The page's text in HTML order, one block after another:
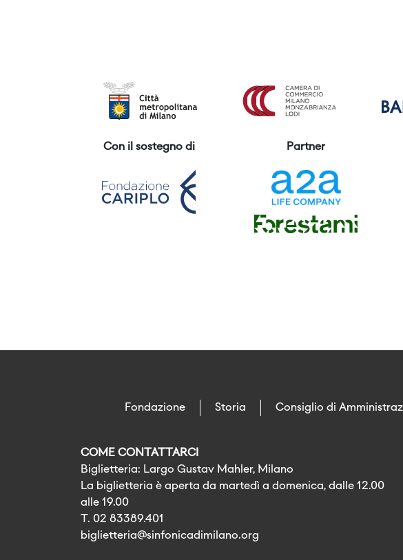
Con il sostegno di Partner
Fondazione Storia Consiglio di
COME CONTATTARCI
Biglietteria: Largo Gustav Mahler, Milano
La biglietteria è aperta da martedì a domenica, dalle 12.00
alle 19.00
T. 02 83389.401
biglietteria@sinfonicadimilano.org